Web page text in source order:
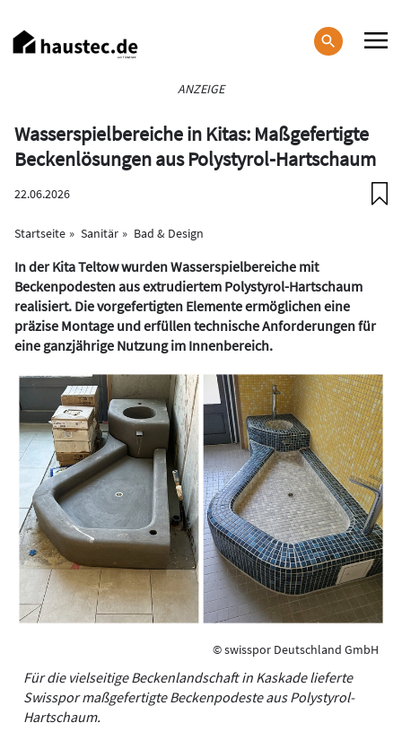
zum
Inhalt
ANZEIGE
Wasserspielbereiche in Kitas: Maßgefertigte
Beckenlösungen aus Polystyrol-Hartschaum
22.06.2026
Startseite Sanitär Bad & Design
In der Kita Teltow wurden Wasserspielbereiche mit
Beckenpodesten aus extrudiertem Polystyrol-Hartschaum
realisiert. Die vorgefertigten Elemente ermöglichen eine
präzise Montage und erfüllen technische Anforderungen für
eine ganzjährige Nutzung im Innenbereich.
© swisspor Deutschland GmbH
Für die vielseitige Beckenlandschaft in Kaskade lieferte
Swisspor maßgefertigte Beckenpodeste aus Polystyrol-
Hartschaum.